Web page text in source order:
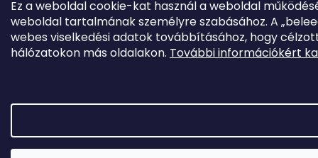
Ez a weboldal cookie-kat használ a weboldal
weboldal tartalmának személyre szabásához. A
webes viselkedési adatok továbbításához, hogy
hálózatokon más oldalakon. További információkért